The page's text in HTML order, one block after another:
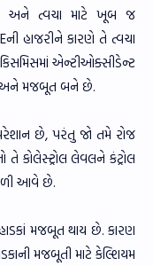
અને ત્વચા માટે ખૂબ જ
હાજરીને કારણે તે ત્વચા
એન્ટીઓક્સીડેન્ટ
અને મજબૂત બને છે.
પરેશાન છે, પરંતુ જો તમે રોજ
કોલેસ્ટ્રોલ લેવલને કંટ્રોલ
આવે છે.
મજબૂત થાય છે. કારણ
મજબૂતી માટે કેલ્શિયમ